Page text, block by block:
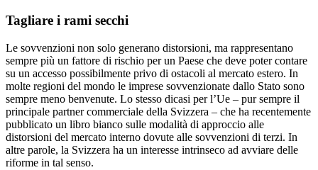
Tagliare i rami secchi
Le sovvenzioni non solo generano distorsioni, ma rappresentano
sempre più un fattore di rischio per un Paese che deve poter contare
su un accesso possibilmente privo di ostacoli al mercato estero. In
molte regioni del mondo le imprese sovvenzionate dallo Stato sono
sempre meno benvenute. Lo stesso dicasi per l’Ue – pur sempre il
principale partner commerciale della Svizzera – che ha recentemente
pubblicato un libro bianco sulle modalità di approccio alle
distorsioni del mercato interno dovute alle sovvenzioni di terzi. In
altre parole, la Svizzera ha un interesse intrinseco ad avviare delle
riforme in tal senso.